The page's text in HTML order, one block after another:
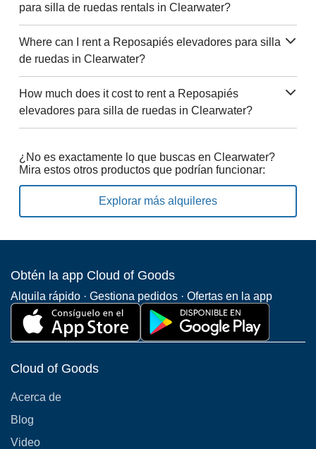
para silla de ruedas rentals in Clearwater?
Where can I rent a Reposapiés elevadores para silla
de ruedas in Clearwater?
How much does it cost to rent a Reposapiés
elevadores para silla de ruedas in Clearwater?
¿No es exactamente lo que buscas en Clearwater?
Mira estos otros productos que podrían funcionar:
Explorar más alquileres
Obtén la app Cloud of Goods
Alquila rápido · Gestiona pedidos · Ofertas en la app
Cloud of Goods
Acerca de
Blog
Video